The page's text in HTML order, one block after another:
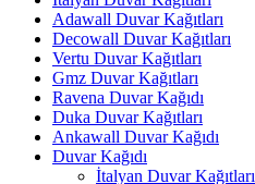
Adawall Duvar Kağıtları
Decowall Duvar Kağıtları
Vertu Duvar Kağıtları
Gmz Duvar Kağıtları
Ravena Duvar Kağıdı
Duka Duvar Kağıtları
Ankawall Duvar Kağıdı
Duvar Kağıdı
İtalyan Duvar Kağıtları